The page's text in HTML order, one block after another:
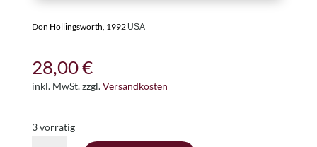
Don Hollingsworth, 1992 USA
28,00€
inkl. MwSt. zzgl.Versandkosten
3 vorrätig